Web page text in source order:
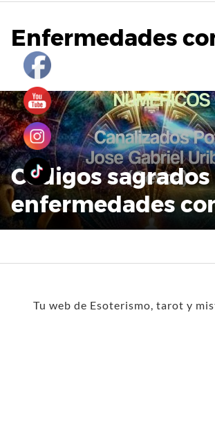
Enfermedades
Códigos
enfermedades
Tu web de Esoterismo, tarot y